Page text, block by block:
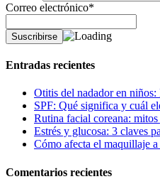
Correo electrónico*
Entradas recientes
Otitis del nadador en
SPF: Qué significa y cuál
Rutina facial coreana:
Estrés y glucosa: 3 claves
Cómo afecta el maquillaje
Comentarios recientes